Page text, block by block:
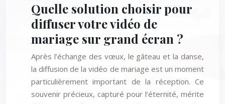
Quelle solution choisir pour
diffuser votre vidéo de
mariage sur grand écran ?
Après l’échange des vœux, le gâteau et la danse,
la diffusion de la vidéo de mariage est un moment
particulièrement important de la réception. Ce
souvenir précieux, capturé pour l’éternité, mérite